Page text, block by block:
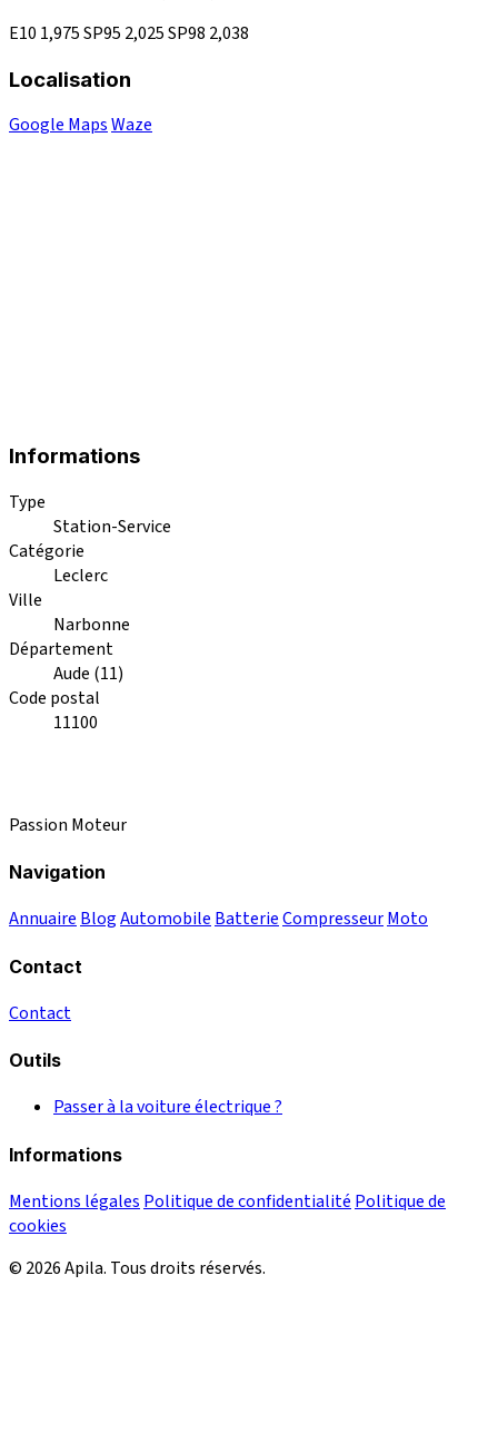
E10 1,975SP95 2,025SP98 2,038
Localisation
Google MapsWaze
Informations
Type
Station-Service
Catégorie
Leclerc
Ville
Narbonne
Département
Aude (11)
Code postal
11100
Passion Moteur
Navigation
Annuaire BlogAutomobile BatterieCompresseurMoto
Contact
Contact
Outils
Passer à la voiture électrique ?
Informations
Mentions légales Politique de confidentialité Politique de
cookies
© 2026 Apila. Tous droits réservés.